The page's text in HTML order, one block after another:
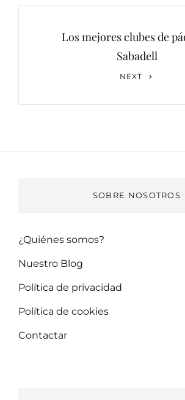
Los mejores clubes de
Sabadell
NEXT
SOBRE NOSOTROS
¿Quiénes somos?
Nuestro Blog
Política de privacidad
Política de cookies
Contactar